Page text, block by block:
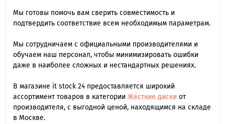
Мы готовы помочь вам сверить совместимость и
подтвердить соответствие всем необходимым параметрам.
Мы сотрудничаем с официальными производителями и
обучаем наш персонал, чтобы минимизировать ошибки
даже в наиболее сложных и нестандартных решениях.
В магазине it stock 24 предоставляется широкий
ассортимент товаров в категории Жёсткие диски от
производителя, с выгодной ценой, находящимся на складе
в Москве.